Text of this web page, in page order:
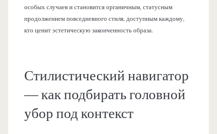
особых случаев и становится органичным, статусным
продолжением повседневного стиля, доступным каждому,
кто ценит эстетическую законченность образа.
Стилистический навигатор
— как подбирать головной
убор под контекст